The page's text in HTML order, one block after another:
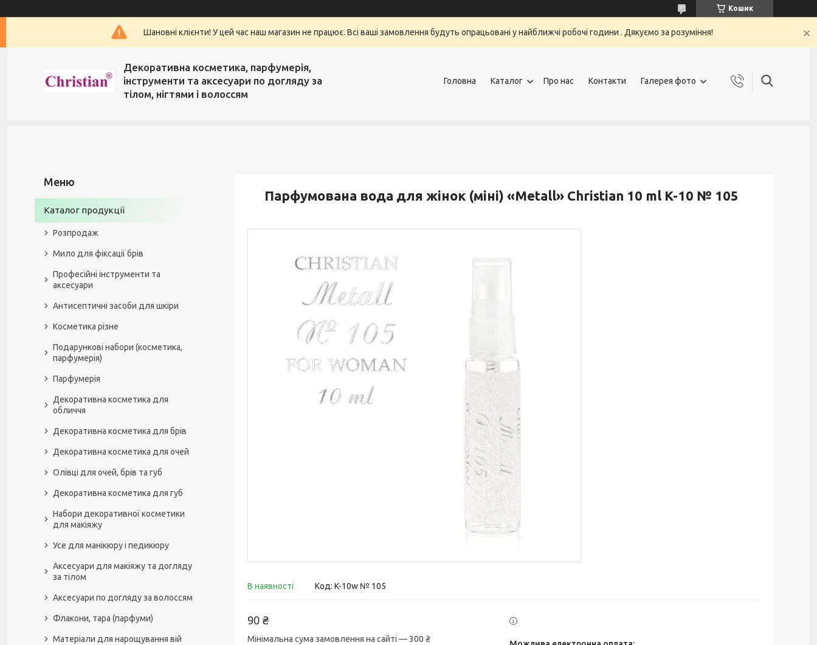
Кошик
Шановні клієнти! У цей час наш магазин не працює. Всі ваші замовлення будуть опрацьовані у найближчі робочі години . Дякуємо за розуміння!
Декоративна косметика, парфумерія,
інструменти та аксесуари по догляду за
тілом, нігтями і волоссям
Головна Каталог Про нас Контакти Галерея фото
Парфумована вода для жінок (міні) «Metall» Christian 10 ml K-10 № 105
В наявності Код: K-10w № 105
90 ₴
Мінімальна сума замовлення на сайті — 300 ₴
Каталог продукції
Розпродаж
Мило для фіксації брів
Професійні інструменти та
аксесуари
Антисептичні засоби для шкіри
Косметика різне
Подарункові набори (косметика,
парфумерія)
Парфумерія
Декоративна косметика для
обличчя
Декоративна косметика для брів
Декоративна косметика для очей
Олівці для очей, брів та губ
Декоративна косметика для губ
Набори декоративної косметики
для макіяжу
Усе для манікюру і педикюру
Аксесуари для макіяжу та догляду
за тілом
Аксесуари по догляду за волоссям
Флакони, тара (парфуми)
Матеріали для нарощування вій